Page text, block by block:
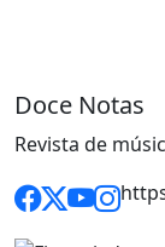
Doce Notas
Revista de